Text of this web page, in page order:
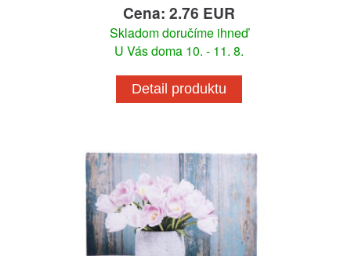
Cena: 2.76 EUR
Skladom doručíme ihneď
U Vás doma 10. - 11. 8.
Detail produktu